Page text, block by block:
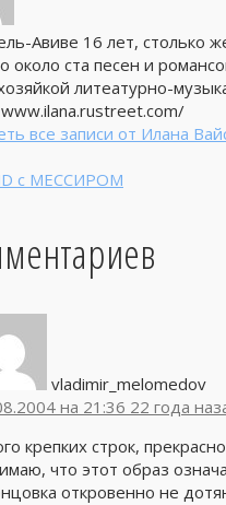
Авиве 16 лет, столько
около ста песен и
литеатурно-
все записи от Илана
с МЕССИРОМ
vladimir_melomedov
на 21:36 22 года
крепких строк,
что этот образ
откровенно не